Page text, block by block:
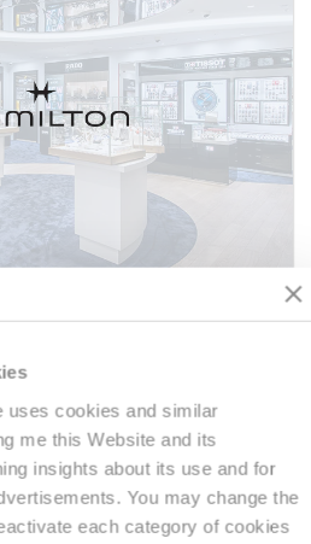
uses cookies and similar
me this Website and its
insights about its use and for
You may change the
each category of cookies
STORE H/F -
un vendeur en CDD 35H pour
Lafayette à compter du 31